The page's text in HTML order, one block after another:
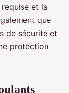
et la
que
de sécurité et
protection